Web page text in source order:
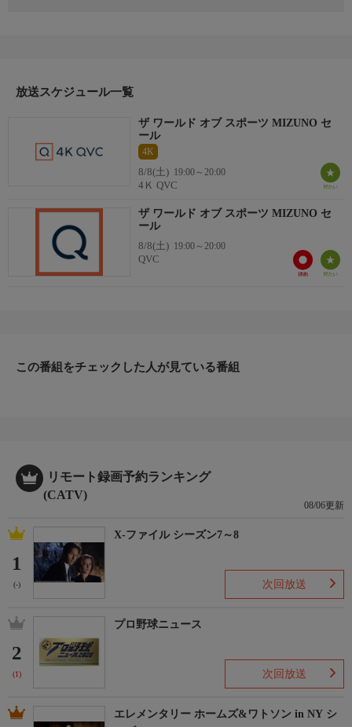
放送スケジュール一覧
ザ ワールド オブ スポーツ MIZUNO セ
ール
4K
8/8(土) 19:00～20:00
4Ｋ QVC
ザ ワールド オブ スポーツ MIZUNO セ
ール
8/8(土) 19:00～20:00
QVC
この番組をチェックした人が見ている番組
リモート録画予約ランキング
(CATV)
08/06更新
1
(-)
X-ファイル シーズン7～8
次回放送
2
(1)
プロ野球ニュース
次回放送
エレメンタリー ホームズ&ワトソン in NY シ